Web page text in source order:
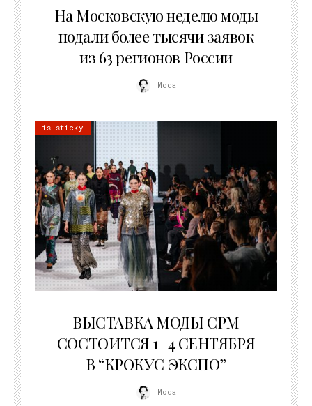
На Московскую неделю моды
подали более тысячи заявок
из 63 регионов России
Moda
is sticky
ВЫСТАВКА МОДЫ CPM
СОСТОИТСЯ 1–4 СЕНТЯБРЯ
В “КРОКУС ЭКСПО”
Moda